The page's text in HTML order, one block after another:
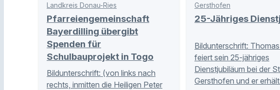
Landkreis Donau-Ries
Pfarreiengemeinschaft
Bayerdilling übergibt
Spenden für
Schulbauprojekt in Togo
Bildunterschrift: (von links nach
rechts, inmitten die Heiligen Peter
Gersthofen
25-Jähriges
Bildunterschrift:
feiert sein 25-jähriges
Dienstjubiläum bei der
Gersthofen und er